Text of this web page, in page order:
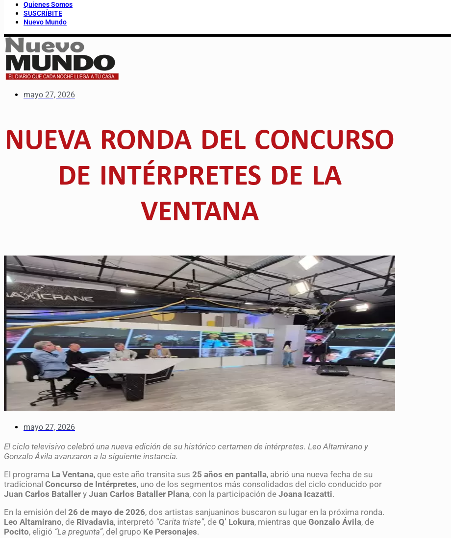
Quienes Somos
SUSCRÍBITE
Nuevo Mundo
mayo 27, 2026
NUEVA RONDA DEL CONCURSO
DE INTÉRPRETES DE LA
VENTANA
mayo 27, 2026
El ciclo televisivo celebró una nueva edición de su histórico certamen de intérpretes. Leo Altamirano y
Gonzalo Ávila avanzaron a la siguiente instancia.
El programa La Ventana, que este año transita sus 25 años en pantalla, abrió una nueva fecha de su
tradicional Concurso de Intérpretes, uno de los segmentos más consolidados del ciclo conducido por
Juan Carlos Bataller y Juan Carlos Bataller Plana, con la participación de Joana Icazatti.
En la emisión del 26 de mayo de 2026, dos artistas sanjuaninos buscaron su lugar en la próxima ronda.
Leo Altamirano, de Rivadavia, interpretó “Carita triste”, de Q’ Lokura, mientras que Gonzalo Ávila, de
Pocito, eligió “La pregunta”, del grupo Ke Personajes.